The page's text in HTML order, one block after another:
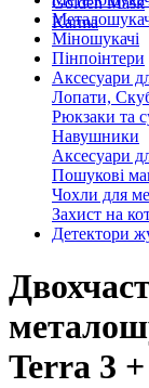
Karma
Міношукачі
Пінпоінтери
Аксесуари
Лопати,
Рюкзаки та
Навушники
Аксесуари
Пошукові
Чохли для
Захист на
Детектори
Terra 3